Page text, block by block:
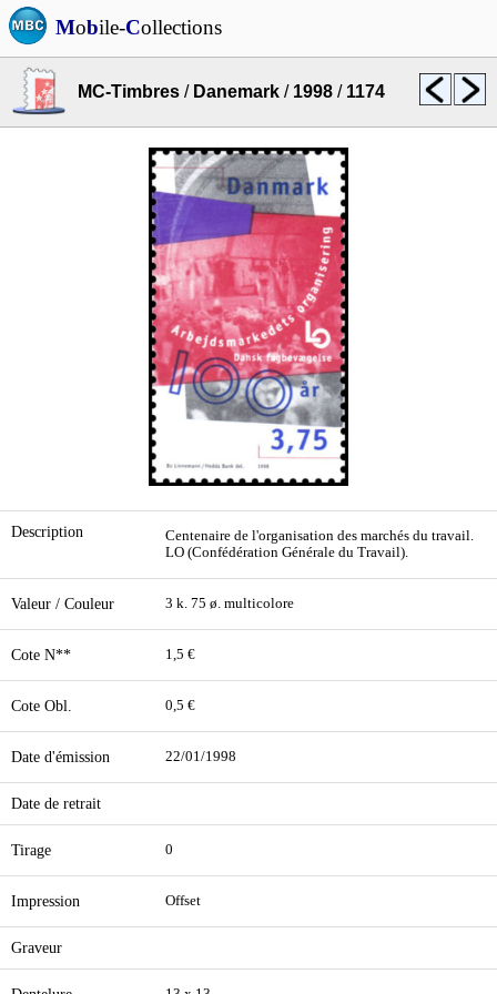
Mobile-Collections
MC-Timbres / Danemark / 1998 / 1174
Description
Centenaire de l'organisation des marchés du travail.
LO (Confédération Générale du Travail).
Valeur / Couleur 3 k. 75 ø. multicolore
Cote N** 1,5 €
Cote Obl. 0,5 €
Date d'émission 22/01/1998
Date de retrait
Tirage 0
Impression Offset
Graveur